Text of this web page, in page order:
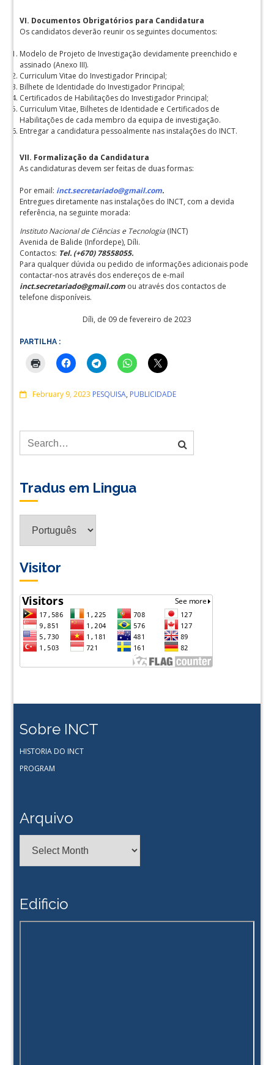
VI. Documentos Obrigatórios para Candidatura
Os candidatos deverão reunir os seguintes documentos:
Modelo de Projeto de Investigação devidamente preenchido e
assinado (Anexo III).
Curriculum Vitae do Investigador Principal;
Bilhete de Identidade do Investigador Principal;
Certificados de Habilitações do Investigador Principal;
Curriculum Vitae, Bilhetes de Identidade e Certificados de
Habilitações de cada membro da equipa de investigação.
Entregar a candidatura pessoalmente nas instalações do INCT.
VII. Formalização da Candidatura
As candidaturas devem ser feitas de duas formas:
Por email: inct.secretariado@gmail.com.
Entregues diretamente nas instalações do INCT, com a devida
referência, na seguinte morada:
Instituto Nacional de Ciências e Tecnologia (INCT)
Avenida de Balide (Infordepe), Díli.
Contactos: Tel. (+670) 78558055.
Para qualquer dúvida ou pedido de informações adicionais pode
contactar-nos através dos endereços de e-mail
inct.secretariado@gmail.com ou através dos contactos de
telefone disponíveis.
Díli, de 09 de fevereiro de 2023
PARTILHA :
February 9, 2023 Comments
PESQUISA, PUBLICIDADE
Tradus em Lingua
Visitor
Sobre INCT
HISTORIA DO INCT
PROGRAM
Arquivo
Edificio